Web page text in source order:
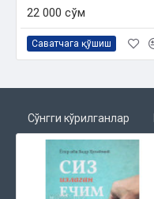
22 000 сўм
Саватчага қўшиш
Сўнгги кўрилганлар